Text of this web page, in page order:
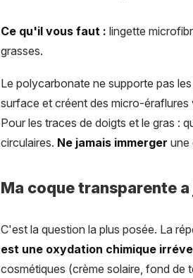
Ce qu'il vous faut : lingette
grasses.
Le polycarbonate ne supporte pas
surface et créent des micro-
Pour les traces de doigts et le gras :
circulaires. Ne jamais immerger une
Ma coque transparente
C'est la question la plus posée. La
est une oxydation chimique
cosmétiques (crème solaire, fond de